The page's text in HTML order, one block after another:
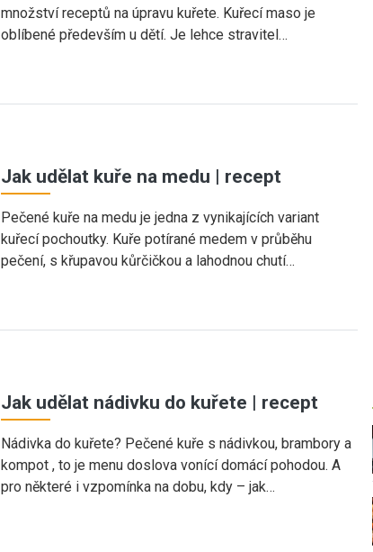
množství receptů na úpravu kuřete. Kuřecí maso je
oblíbené především u dětí. Je lehce stravitel…
Jak udělat kuře na medu | recept
Pečené kuře na medu je jedna z vynikajících variant
kuřecí pochoutky. Kuře potírané medem v průběhu
pečení, s křupavou kůrčičkou a lahodnou chutí…
Jak udělat nádivku do kuřete | recept
Nádivka do kuřete? Pečené kuře s nádivkou, brambory a
kompot , to je menu doslova vonící domácí pohodou. A
pro některé i vzpomínka na dobu, kdy – jak…